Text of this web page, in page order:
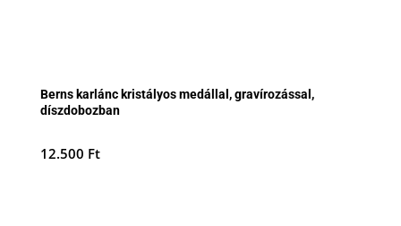
Berns karlánc kristályos medállal, gravírozással,
díszdobozban
12.500 Ft